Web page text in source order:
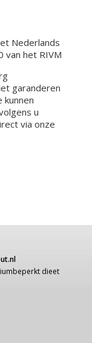
Nederlands
van het RIVM
garanderen
u
via onze
dieet